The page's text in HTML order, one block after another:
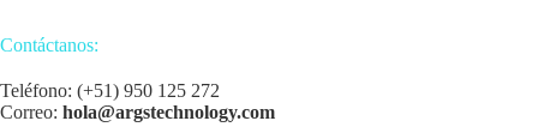
Contáctanos:
Teléfono: (+51) 950 125 272
Correo: hola@argstechnology.com